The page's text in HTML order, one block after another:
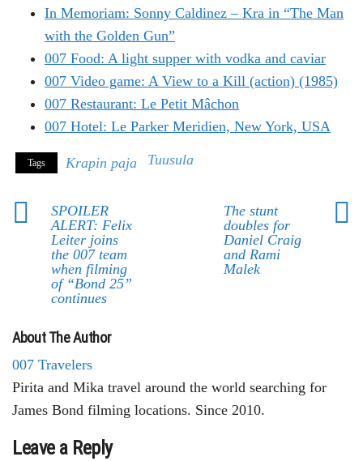
In Memoriam: Sonny Caldinez – Kra in “The Man
with the Golden Gun”
007 Food: A light supper with vodka and caviar
007 Video game: A View to a Kill (action) (1985)
007 Restaurant: Le Petit Mâchon
007 Hotel: Le Parker Meridien, New York, USA
Tags Krapin paja Tuusula
SPOILER
ALERT: Felix
Leiter joins
the 007 team
when filming
of “Bond 25”
continues
The stunt
doubles for
Daniel Craig
and Rami
Malek
About The Author
007 Travelers
Pirita and Mika travel around the world searching for
James Bond filming locations. Since 2010.
Leave a Reply